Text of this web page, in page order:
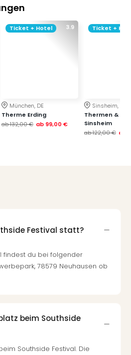
3.9
Ticket + Hotel
München, DE
Therme Erding
ab132,00 € ab 99,00 €
Ticket +
Sinsheim, DE
Thermen &
Sinsheim
ab122,00 € ab
Festival statt?
findest du bei folgender
78579 Neuhausen ob
beim Southside
Southside Festival. Die